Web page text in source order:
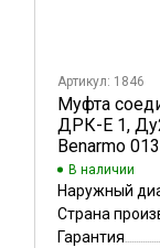
Артикул: 1846
Муфта
ДРК-Е 1,
Benarmo
В наличии
Наружный
Страна
Гарантия